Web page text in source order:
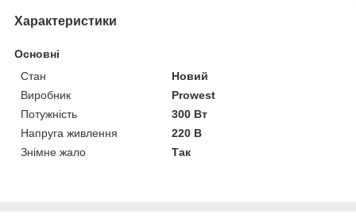
Характеристики
Основні
Стан
Новий
Виробник
Prowest
Потужність
300 Вт
Напруга живлення
220 В
Знімне жало
Так